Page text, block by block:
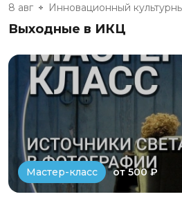
8 авг Инновационный
Выходные в ИКЦ
Мастер-класс от 500 ₽